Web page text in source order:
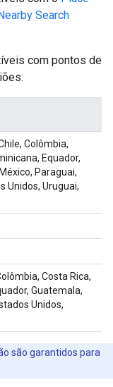
Search
com pontos de
Colômbia,
Equador,
Paraguai,
Unidos, Uruguai,
Costa Rica,
Guatemala,
Unidos,
são garantidos para